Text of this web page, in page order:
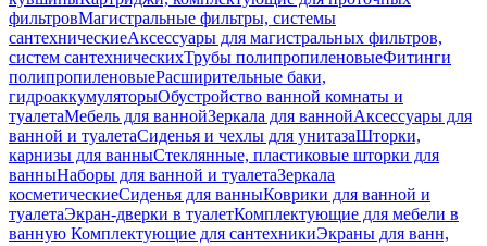
фильтровМагистральные фильтры, системы
сантехническиеАксессуары для магистральных фильтров,
систем сантехническихТрубы полипропиленовыеФитинги
полипропиленовыеРасширительные баки,
гидроаккумуляторыОбустройство ванной комнаты и
туалетаМебель для ваннойЗеркала для ваннойАксессуары для
ванной и туалетаСиденья и чехлы для унитазаШторки,
карнизы для ванныСтеклянные, пластиковые шторки для
ванныНаборы для ванной и туалетаЗеркала
косметическиеСиденья для ванныКоврики для ванной и
туалетаЭкран-дверки в туалетКомплектующие для мебели в
ванную Комплектующие для сантехникиЭкраны для ванн,